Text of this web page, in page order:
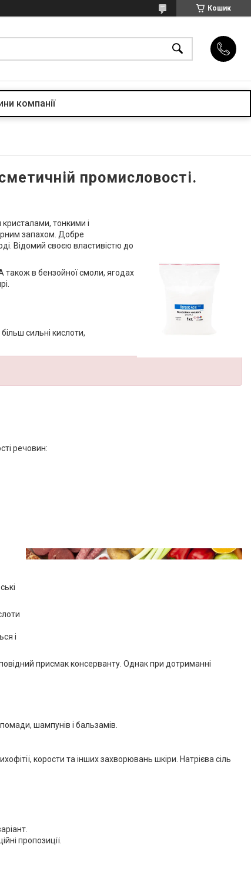
Кошик
компанії
промисловості.
тонкими і
запахом. Добре
Відомий своєю властивістю до
також в бензойної смоли, ягодах
сильні кислоти,
речовин:
і
присмак консерванту. Однак при дотриманні
шампунів і бальзамів.
корости та інших захворювань шкіри. Натрієва сіль
пропозиції.